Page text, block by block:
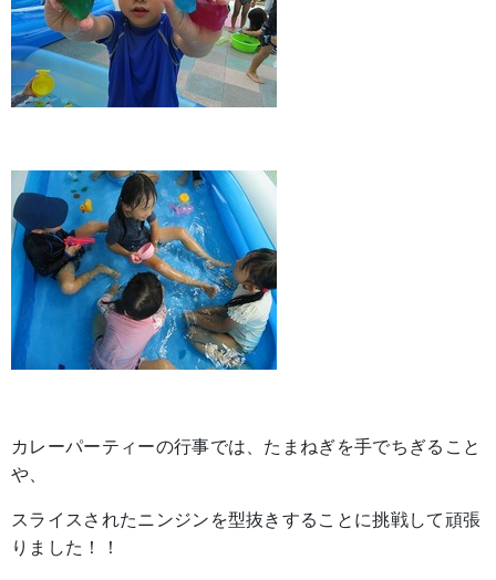
カレーパーティーの行事では、たまねぎを手でちぎること
や、
スライスされたニンジンを型抜きすることに挑戦して頑張
りました！！